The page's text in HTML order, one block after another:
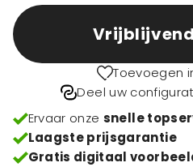
Toevoegen
Deel uw
Ervaar onze snelle
Laagste prijsgarantie
Gratis digitaal